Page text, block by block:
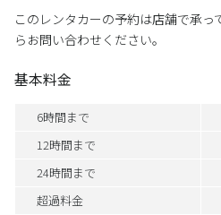
このレンタカーの予約は店舗で承
らお問い合わせください。
基本料金
6時間まで
12時間まで
24時間まで
超過料金